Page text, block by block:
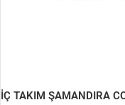
İÇ TAKIM ŞAMANDIRA